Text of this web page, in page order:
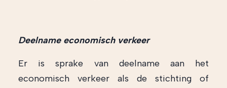
Deelname economisch verkeer
Er is sprake van deelname aan het
economisch verkeer als de stichting of